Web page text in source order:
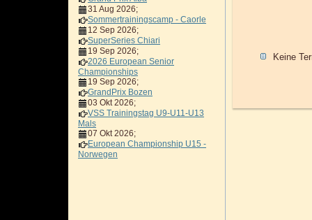
31 Aug 2026;
Sommertrainingscamp - Caorle
12 Sep 2026;
SuperSeries Chiari
19 Sep 2026;
2026 European Senior
Championships
19 Sep 2026;
GrandPrix Bozen
03 Okt 2026;
VSS Trainingstag U9-U11-U13
Mals
07 Okt 2026;
European Championship U15 -
Norwegen
Keine